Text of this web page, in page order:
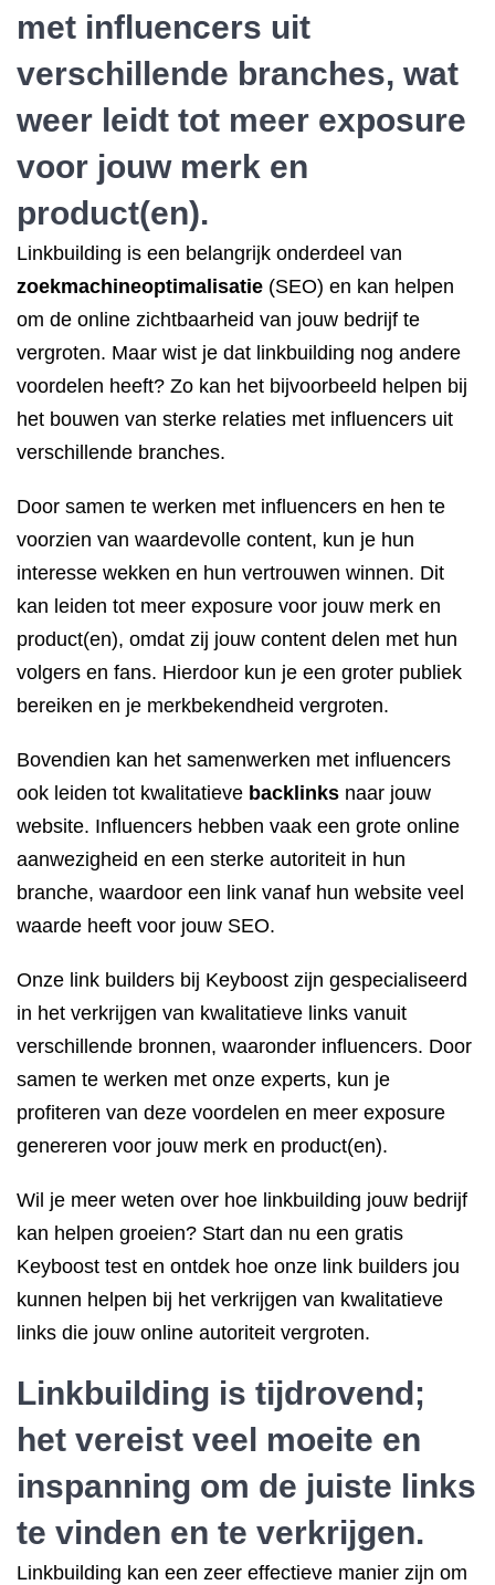
met influencers uit
verschillende branches, wat
weer leidt tot meer exposure
voor jouw merk en
product(en).
Linkbuilding is een belangrijk onderdeel van
zoekmachineoptimalisatie (SEO) en kan helpen
om de online zichtbaarheid van jouw bedrijf te
vergroten. Maar wist je dat linkbuilding nog andere
voordelen heeft? Zo kan het bijvoorbeeld helpen bij
het bouwen van sterke relaties met influencers uit
verschillende branches.
Door samen te werken met influencers en hen te
voorzien van waardevolle content, kun je hun
interesse wekken en hun vertrouwen winnen. Dit
kan leiden tot meer exposure voor jouw merk en
product(en), omdat zij jouw content delen met hun
volgers en fans. Hierdoor kun je een groter publiek
bereiken en je merkbekendheid vergroten.
Bovendien kan het samenwerken met influencers
ook leiden tot kwalitatieve backlinks naar jouw
website. Influencers hebben vaak een grote online
aanwezigheid en een sterke autoriteit in hun
branche, waardoor een link vanaf hun website veel
waarde heeft voor jouw SEO.
Onze link builders bij Keyboost zijn gespecialiseerd
in het verkrijgen van kwalitatieve links vanuit
verschillende bronnen, waaronder influencers. Door
samen te werken met onze experts, kun je
profiteren van deze voordelen en meer exposure
genereren voor jouw merk en product(en).
Wil je meer weten over hoe linkbuilding jouw bedrijf
kan helpen groeien? Start dan nu een gratis
Keyboost test en ontdek hoe onze link builders jou
kunnen helpen bij het verkrijgen van kwalitatieve
links die jouw online autoriteit vergroten.
Linkbuilding is tijdrovend;
het vereist veel moeite en
inspanning om de juiste links
te vinden en te verkrijgen.
Linkbuilding kan een zeer effectieve manier zijn om